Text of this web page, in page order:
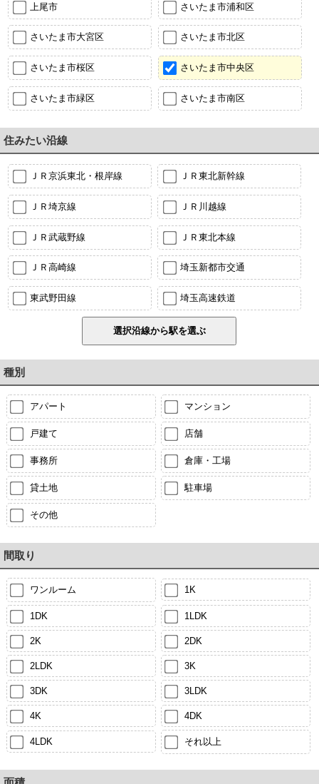
上尾市 さいたま市浦和区
さいたま市大宮区 さいたま市北区
さいたま市桜区 さいたま市中央区
さいたま市緑区 さいたま市南区
住みたい沿線
ＪＲ京浜東北・根岸線 ＪＲ東北新幹線
ＪＲ埼京線 ＪＲ川越線
ＪＲ武蔵野線 ＪＲ東北本線
ＪＲ高崎線 埼玉新都市交通
東武野田線 埼玉高速鉄道
種別
アパート マンション
戸建て 店舗
事務所 倉庫・工場
貸土地 駐車場
その他
間取り
ワンルーム 1K
1DK 1LDK
2K 2DK
2LDK 3K
3DK 3LDK
4K 4DK
4LDK それ以上